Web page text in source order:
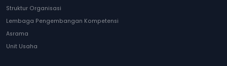
Struktur Organisasi
Lembaga Pengembangan Kompetensi
Asrama
Unit Usaha